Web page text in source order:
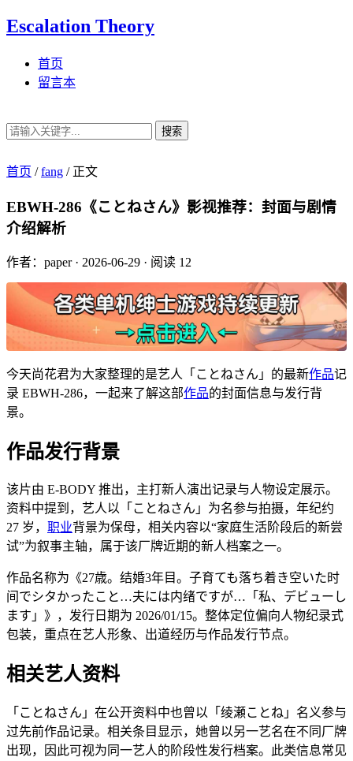
Escalation Theory
首页
留言本
搜索
首页 / fang /正文
EBWH-286《ことねさん》影视推荐：封面与剧情
介绍解析
作者：paper· 2026-06-29 · 阅读 12
今天尚花君为大家整理的是艺人「ことねさん」的最新作品记
录 EBWH-286，一起来了解这部作品的封面信息与发行背
景。
作品发行背景
该片由 E-BODY 推出，主打新人演出记录与人物设定展示。
资料中提到，艺人以「ことねさん」为名参与拍摄，年纪约
27 岁， 职业背景为保母，相关内容以“家庭生活阶段后的新尝
试”为叙事主轴，属于该厂牌近期的新人档案之一。
作品名称为《27歳。结婚3年目。子育ても落ち着き空いた时
间でシタかったこと…夫には内绪ですが…「私、デビューし
ます」》，发行日期为 2026/01/15。整体定位偏向人物纪录式
包装，重点在艺人形象、出道经历与作品发行节点。
相关艺人资料
「ことねさん」在公开资料中也曾以「绫瀬ことね」名义参与
过先前作品记录。相关条目显示，她曾以另一艺名在不同厂牌
出现，因此可视为同一艺人的阶段性发行档案。此类信息常见